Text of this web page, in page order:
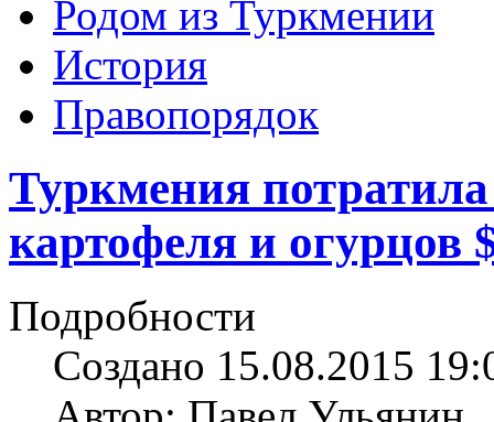
Родом из Туркмении
История
Правопорядок
Туркмения
картофеля и огурцов
Подробности
Создано 15.08.2015